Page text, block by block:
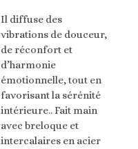
Il diffuse des
vibrations de douceur,
de réconfort et
d’harmonie
émotionnelle, tout en
favorisant la sérénité
intérieure.. Fait main
avec breloque et
intercalaires en acier